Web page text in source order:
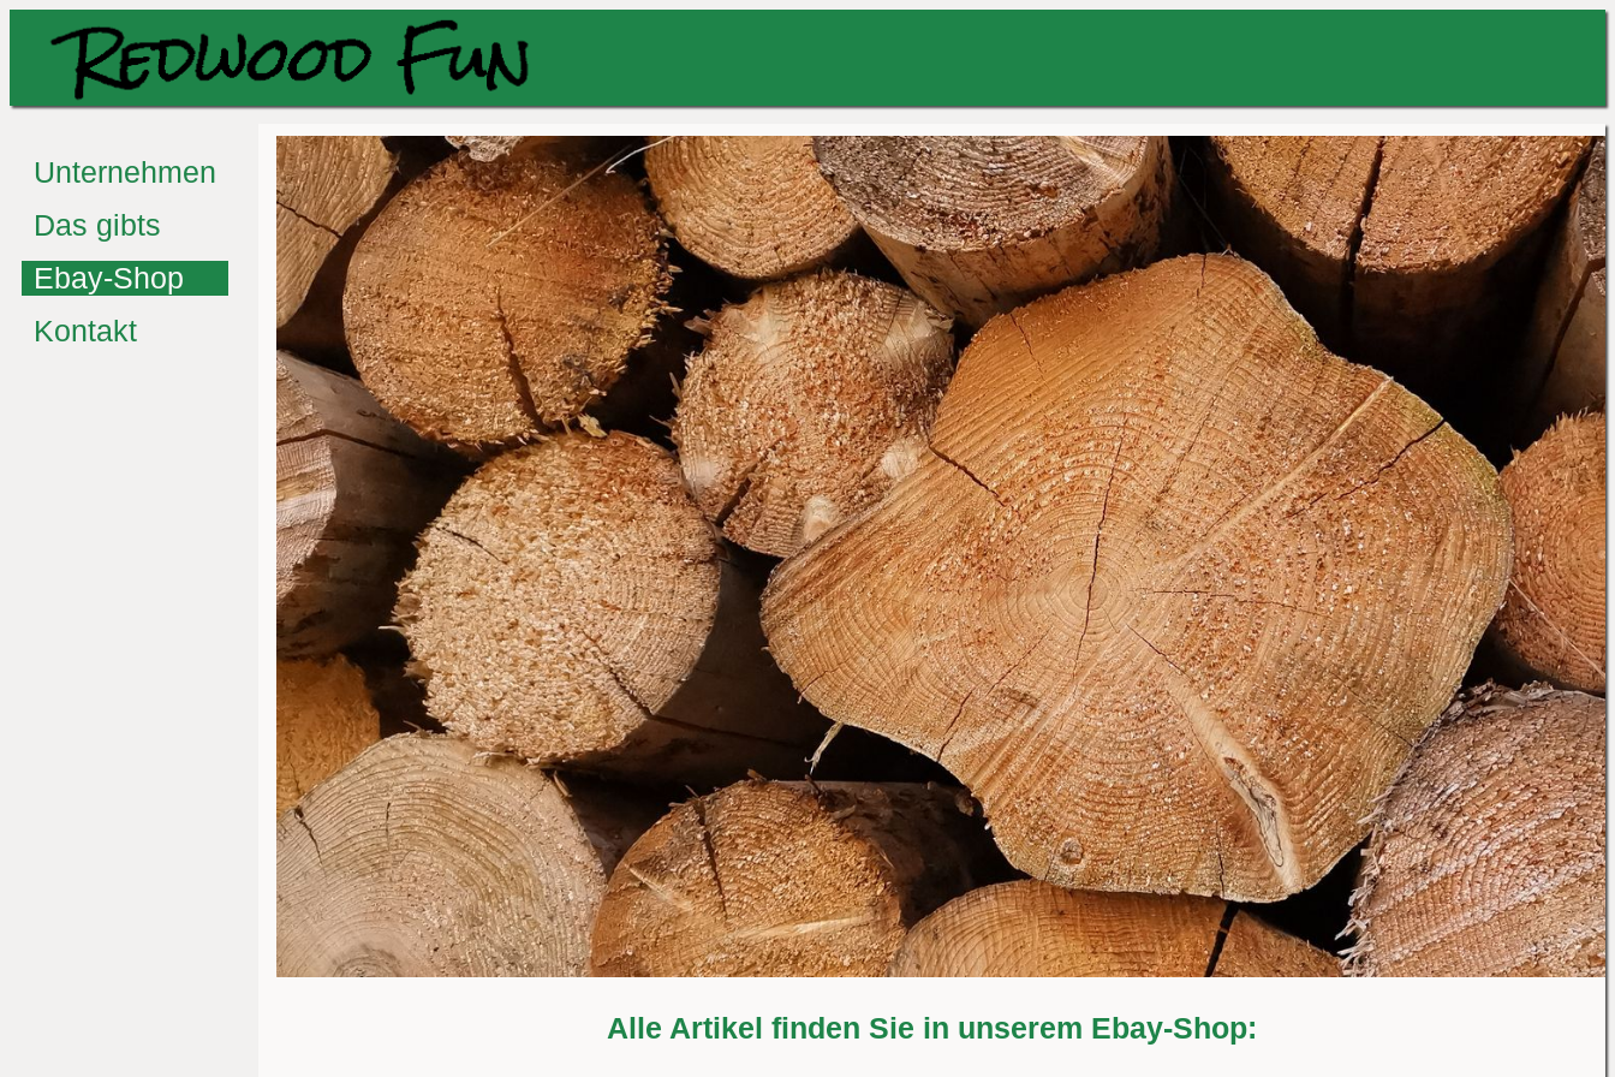
Unternehmen
Das gibts
Ebay-Shop
Kontakt
Alle Artikel finden Sie in unserem Ebay-Shop: